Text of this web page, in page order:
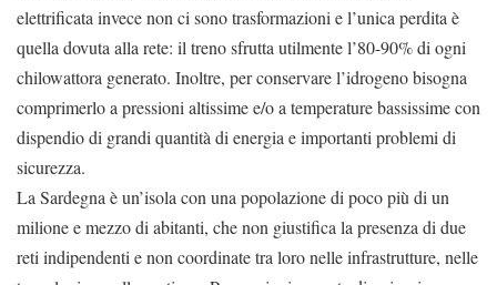
elettrificata invece non ci sono trasformazioni e l’unica perdita è
quella dovuta alla rete: il treno sfrutta utilmente l’80-90% di ogni
chilowattora generato. Inoltre, per conservare l’idrogeno bisogna
comprimerlo a pressioni altissime e/o a temperature bassissime con
dispendio di grandi quantità di energia e importanti problemi di
sicurezza.
La Sardegna è un’isola con una popolazione di poco più di un
milione e mezzo di abitanti, che non giustifica la presenza di due
reti indipendenti e non coordinate tra loro nelle infrastrutture, nelle